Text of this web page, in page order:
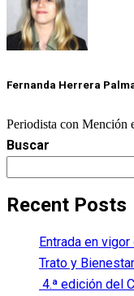
Fernanda Herrera
Periodista con Mención
Buscar
Recent Posts
Entrada en
Trato y
4.ª edición del